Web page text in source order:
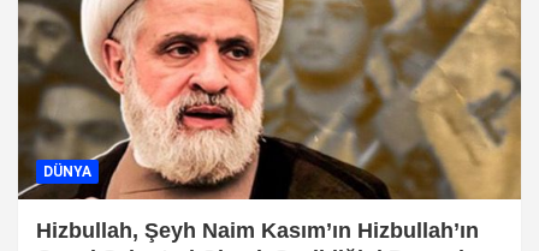
DÜNYA
Hizbullah, Şeyh Naim Kasım’ın Hizbullah’ın